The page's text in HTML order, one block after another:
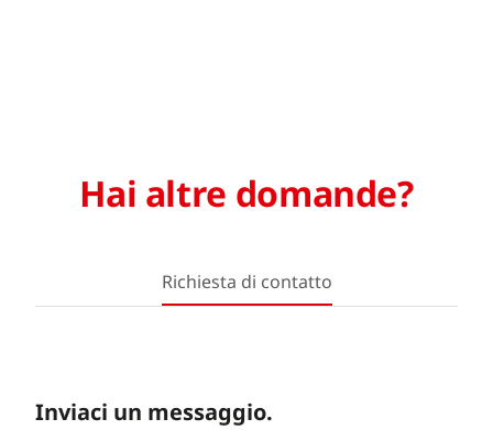
Hai altre domande?
Richiesta di contatto
Inviaci un messaggio.